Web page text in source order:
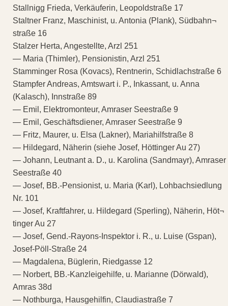
Stallnigg Frieda, Verkäuferin, Leopoldstraße 17
Staltner Franz, Maschinist, u. Antonia (Plank), Südbahn¬
straße 16
Stalzer Herta, Angestellte, Arzl 251
— Maria (Thimler), Pensionistin, Arzl 251
Stamminger Rosa (Kovacs), Rentnerin, Schidlachstraße 6
Stampfer Andreas, Amtswart i. P., Inkassant, u. Anna
(Kalasch), Innstraße 89
— Emil, Elektromonteur, Amraser Seestraße 9
— Emil, Geschäftsdiener, Amraser Seestraße 9
— Fritz, Maurer, u. Elsa (Lakner), Mariahilfstraße 8
— Hildegard, Näherin (siehe Josef, Höttinger Au 27)
— Johann, Leutnant a. D., u. Karolina (Sandmayr), Amraser
Seestraße 40
— Josef, BB.-Pensionist, u. Maria (Karl), Lohbachsiedlung
Nr. 101
— Josef, Kraftfahrer, u. Hildegard (Sperling), Näherin, Höt¬
tinger Au 27
— Josef, Gend.-Rayons-Inspektor i. R., u. Luise (Gspan),
Josef-Pöll-Straße 24
— Magdalena, Büglerin, Riedgasse 12
— Norbert, BB.-Kanzleigehilfe, u. Marianne (Dörwald),
Amras 38d
— Nothburga, Hausgehilfin, Claudiastraße 7